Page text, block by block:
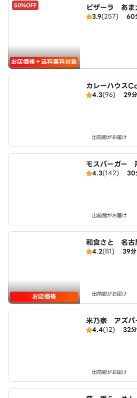
50%OFF
お店価格＋送料無料対象
ピザーラ あま
3.9(257) 60
カレーハウス
D）
4.3(96) 29分
出前館がお届け
モスバーガー
4.3(142) 30
出前館がお届け
お店価格
和食さと 名古
4.2(81) 39分
出前館がお届け
米乃家 アズパ
4.4(12) 32分
出前館がお届け